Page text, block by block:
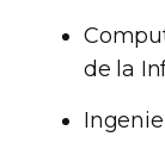
de la